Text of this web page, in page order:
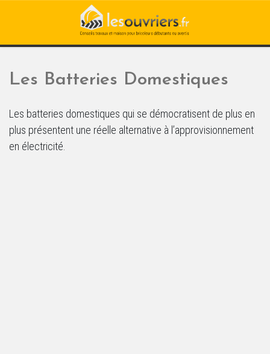
Les Batteries Domestiques
Les batteries domestiques qui se démocratisent de plus en
plus présentent une réelle alternative à l’approvisionnement
en électricité.